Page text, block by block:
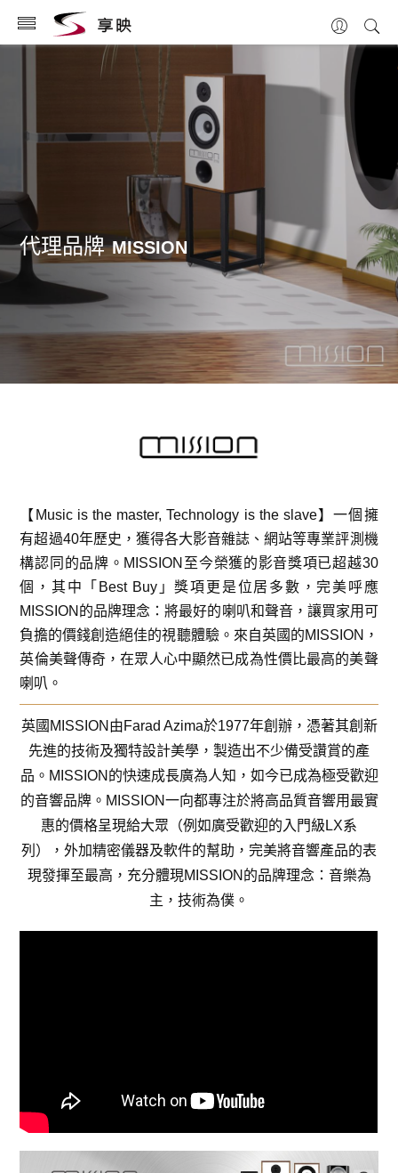
代理品牌 MISSION
【Music is the master, Technology is the slave】一個擁
有超過40年歷史，獲得各大影音雜誌、網站等專業評測機
構認同的品牌。MISSION至今榮獲的影音獎項已超越30
個，其中「Best Buy」獎項更是位居多數，完美呼應
MISSION的品牌理念：將最好的喇叭和聲音，讓買家用可
負擔的價錢創造絕佳的視聽體驗。來自英國的MISSION，
英倫美聲傳奇，在眾人心中顯然已成為性價比最高的美聲
喇叭。
英國MISSION由Farad Azima於1977年創辦，憑著其創新
先進的技術及獨特設計美學，製造出不少備受讚賞的產
品。MISSION的快速成長廣為人知，如今已成為極受歡迎
的音響品牌。MISSION一向都專注於將高品質音響用最實
惠的價格呈現給大眾（例如廣受歡迎的入門級LX系
列），外加精密儀器及軟件的幫助，完美將音響產品的表
現發揮至最高，充分體現MISSION的品牌理念：音樂為
主，技術為僕。